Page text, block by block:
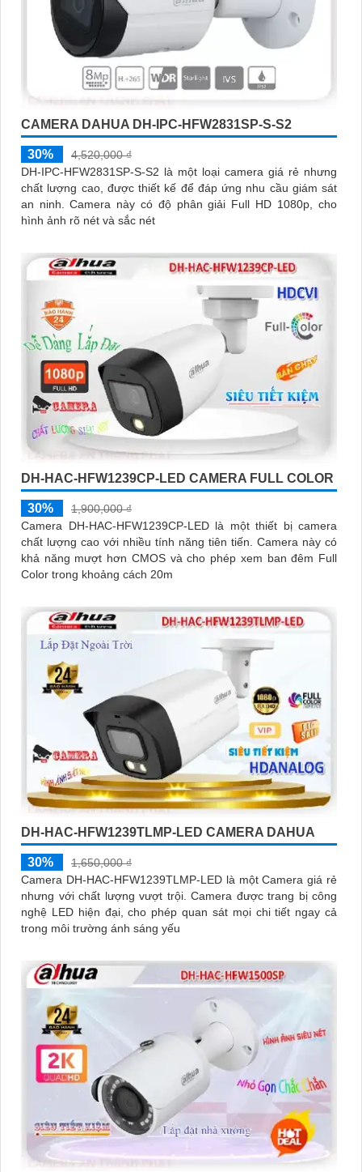
CAMERA DAHUA DH-IPC-HFW2831SP-S-S2
30%
4,520,000 ₫
DH-IPC-HFW2831SP-S-S2 là một loại camera giá rẻ nhưng
chất lượng cao, được thiết kế để đáp ứng nhu cầu giám sát
an ninh. Camera này có độ phân giải Full HD 1080p, cho
hình ảnh rõ nét và sắc nét
DH-HAC-HFW1239CP-LED CAMERA FULL COLOR
30%
1,900,000 ₫
Camera DH-HAC-HFW1239CP-LED là một thiết bị camera
chất lượng cao với nhiều tính năng tiên tiến. Camera này có
khả năng mượt hơn CMOS và cho phép xem ban đêm Full
Color trong khoảng cách 20m
DH-HAC-HFW1239TLMP-LED CAMERA DAHUA
30%
1,650,000 ₫
Camera DH-HAC-HFW1239TLMP-LED là một Camera giá rẻ
nhưng với chất lượng vượt trội. Camera được trang bị công
nghệ LED hiện đại, cho phép quan sát mọi chi tiết ngay cả
trong môi trường ánh sáng yếu